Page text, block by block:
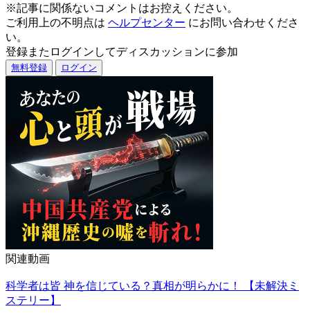
※記事に関係ないコメントはお控えください。
ご利用上の不明点は ヘルプセンター にお問い合わせくださ
い。
登録またログインしてディスカッションに参加
無料登録 ログイン
関連動画
科学者は皆 神を信じている？真相が明らかに！ 【未解決ミ
ステリー】